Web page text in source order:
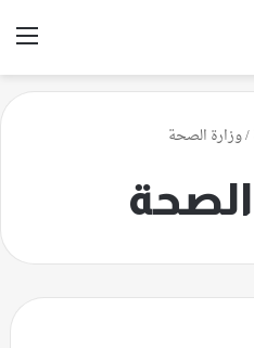
/وزارة الصحة
الصحة